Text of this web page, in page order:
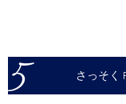
さっそく
5